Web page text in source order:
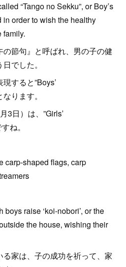
“Tango no Sekku”, or Boy’s
order to wish the healthy
family.
節句』と呼ばれ、男の子の健
でした。
すると”Boys’
ります。
3日）は、”Girls’
ね。
carp-shaped flags, carp
raise ‘koi-nobori’, or the
the house, wishing their
家は、子の成功を祈って、家